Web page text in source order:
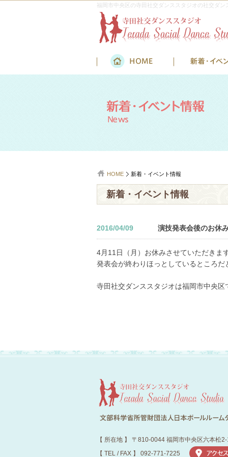
福岡市中央区の寺田社交ダンススタジオの社交ダ
HOME 新着・イベント情報
新着・イベント情報
2016/04/09 演技発表会後のお休
4月11日（月）お休みさせていただきま
発表会が終わりほっとしているところだ
寺田社交ダンススタジオは福岡市中央
【 所在地 】 〒810-0044 福岡市中央区六本松
【 TEL / FAX 】 092-771-7225